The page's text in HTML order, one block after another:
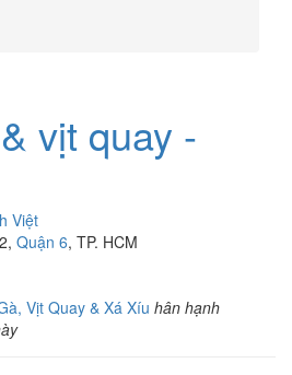
vịt quay -
Việt
Quận 6, TP. HCM
Vịt Quay & Xá Xíu hân hạnh